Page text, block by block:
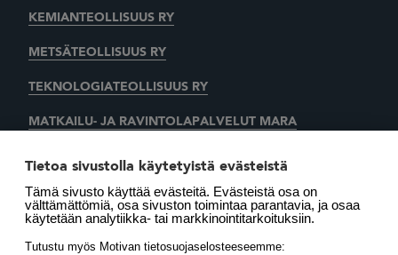
KEMIANTEOLLISUUS RY
METSÄTEOLLISUUS RY
TEKNOLOGIATEOLLISUUS RY
MATKAILU- JA RAVINTOLAPALVELUT MARA
SUOMEN LÄMMITYSTIETO OY
LÄMMITYSENERGIA YHDISTYS RY MOTIVA OY
Tietoa sivustolla käytetyistä evästeistä
Tämä sivusto käyttää evästeitä. Evästeistä osa on
välttämättömiä, osa sivuston toimintaa parantavia, ja osaa
käytetään analytiikka- tai markkinointitarkoituksiin.
Tutustu myös Motivan tietosuojaselosteeseemme: